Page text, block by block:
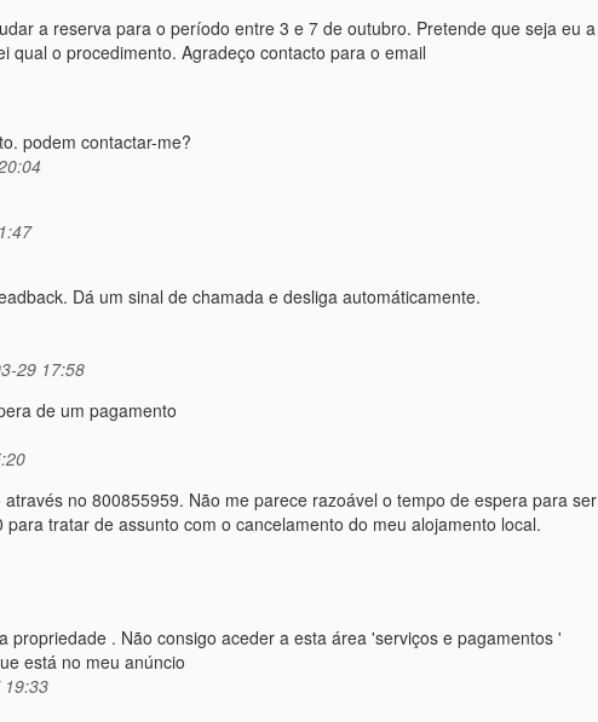
a reserva para o período entre 3 e 7 de outubro. Pretende que seja eu a
o procedimento. Agradeço contacto para o email
podem contactar-me?
Dá um sinal de chamada e desliga automáticamente.
29 17:58
de um pagamento
no 800855959. Não me parece razoável o tempo de espera para ser
tratar de assunto com o cancelamento do meu alojamento local.
. Não consigo aceder a esta área 'serviços e pagamentos '
está no meu anúncio
19:33